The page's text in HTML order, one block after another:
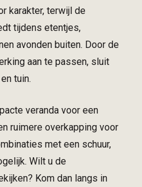
karakter, terwijl de
tijdens etentjes,
avonden buiten. Door de
aan te passen, sluit
tuin.
veranda voor een
ruimere overkapping voor
met een schuur,
Wilt u de
Kom dan langs in